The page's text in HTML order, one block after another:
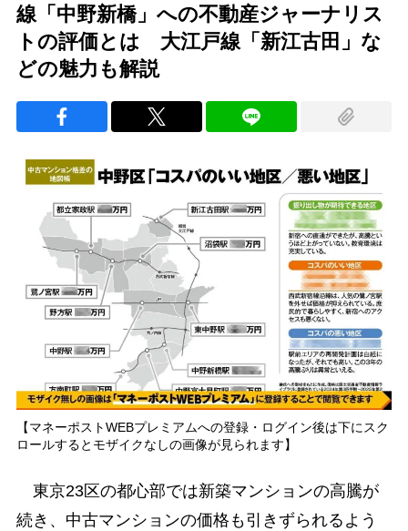
線「中野新橋」への不動産ジャーナリス
トの評価とは 大江戸線「新江古田」な
どの魅力も解説
【マネーポストWEBプレミアムへの登録・ログイン後は下にスク
ロールするとモザイクなしの画像が見られます】
東京23区の都心部では新築マンションの高騰が
続き、中古マンションの価格も引きずられるよう